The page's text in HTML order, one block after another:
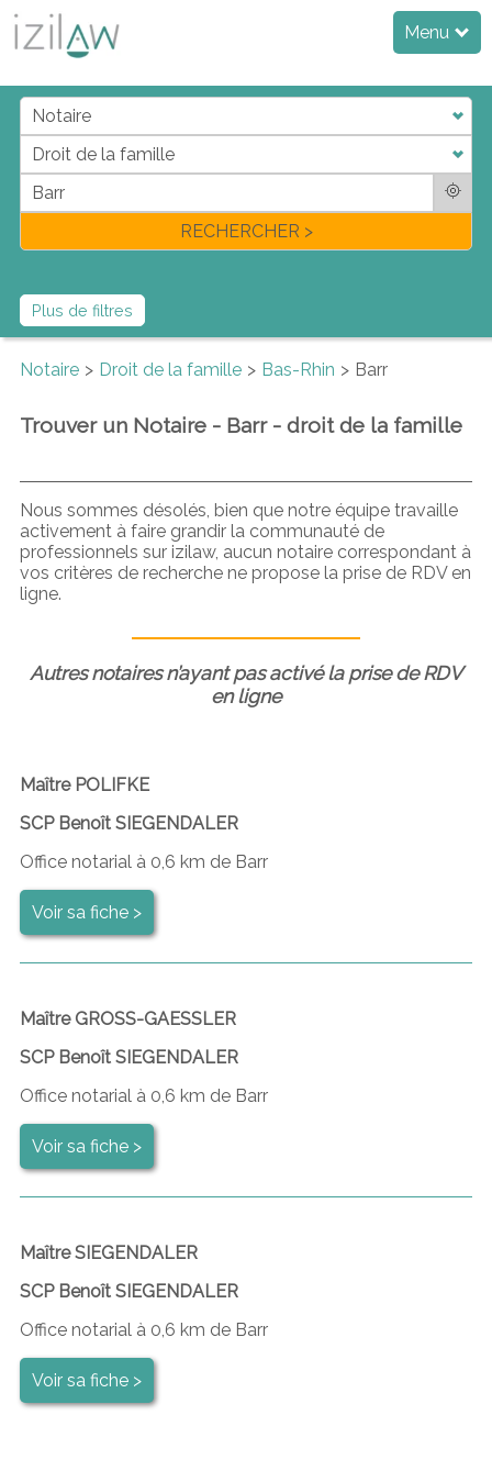
Menu
jdadi
fl
RECHERCHER >
Plus de filtres
Notaire Droit de la famille Bas-Rhin Barr
Trouver un Notaire - Barr - droit de la famille
Nous sommes désolés, bien que notre équipe travaille
activement à faire grandir la communauté de
professionnels sur izilaw, aucun notaire correspondant à
vos critères de recherche ne propose la prise de RDV en
ligne.
Autres notaires n’ayant pas activé la prise de RDV
en ligne
Maître POLIFKE
SCP Benoît SIEGENDALER
Office notarial à 0,6 km de Barr
Voir sa fiche >
Maître GROSS-GAESSLER
SCP Benoît SIEGENDALER
Office notarial à 0,6 km de Barr
Voir sa fiche >
Maître SIEGENDALER
SCP Benoît SIEGENDALER
Office notarial à 0,6 km de Barr
Voir sa fiche >